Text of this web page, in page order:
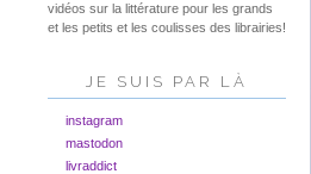
vidéos sur la littérature pour les grands
et les petits et les coulisses des librairies!
JE SUIS PAR LÀ
instagram
mastodon
livraddict